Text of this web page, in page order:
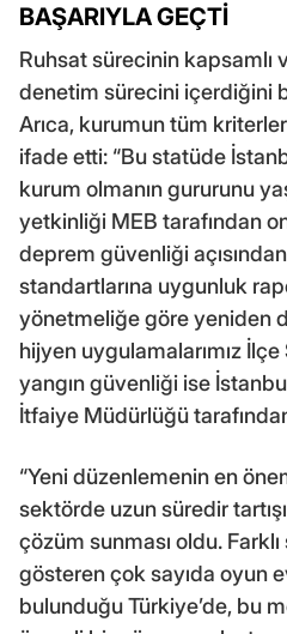
BAŞARIYLA GEÇTİ
Ruhsat sürecinin kapsamlı
denetim sürecini içerdiğini
Arıca, kurumun tüm
ifade etti: “Bu statüde
kurum olmanın gururunu
yetkinliği MEB tarafından
deprem güvenliği
standartlarına uygunluk
yönetmeliğe göre yeniden
hijyen uygulamalarımız
yangın güvenliği ise
İtfaiye Müdürlüğü
“Yeni düzenlemenin en
sektörde uzun süredir
çözüm sunması oldu.
gösteren çok sayıda oyun
bulunduğu Türkiye’de, bu